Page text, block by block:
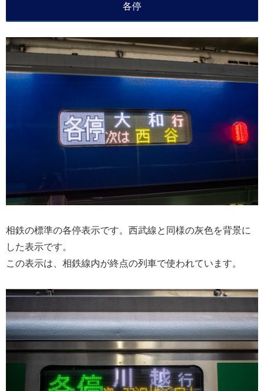
各停
相鉄の標準の各停表示です。西武線と同様の灰色を背景に
した表示です。
この表示は、相鉄線内が終点の列車で使われています。